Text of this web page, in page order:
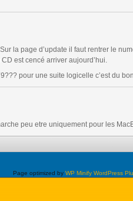
la page d’update il faut rentrer le
est cencé arriver aujourd’hui.
pour une suite logicelle c’est du
peu etre uniquement pour les
Page optimized by WP Minify WordPress